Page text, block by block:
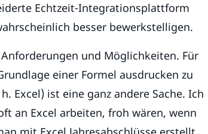
Echtzeit-Integrationsplattform
besser bewerkstelligen.
und Möglichkeiten. Für
einer Formel ausdrucken zu
Excel) ist eine ganz andere Sache. Ich
an Excel arbeiten, froh wären, wenn